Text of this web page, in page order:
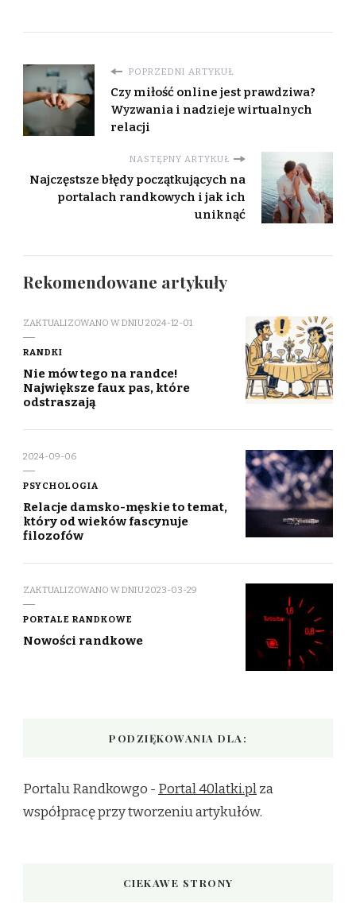
POPRZEDNI ARTYKUŁ
Czy miłość online jest prawdziwa?
Wyzwania i nadzieje wirtualnych
relacji
NASTĘPNY ARTYKUŁ
Najczęstsze błędy początkujących na
portalach randkowych i jak ich
uniknąć
Rekomendowane artykuły
ZAKTUALIZOWANO W DNIU2024-12-01
RANDKI
Nie mów tego na randce!
Największe faux pas, które
odstraszają
2024-09-06
PSYCHOLOGIA
Relacje damsko-męskie to temat,
który od wieków fascynuje
filozofów
ZAKTUALIZOWANO W DNIU2023-03-29
PORTALE RANDKOWE
Nowości randkowe
PODZIĘKOWANIA DLA:
Portalu Randkowgo - Portal 40latki.plza
współpracę przy tworzeniu artykułów.
CIEKAWE STRONY